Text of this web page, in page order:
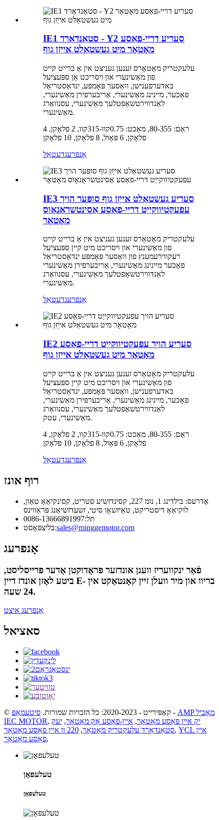
IE1 סטאַנדאַרד - Y2 סעריע דריי-פאַסע
מאָטאָר מיט געשטאַלט אייַזן גוף
עלעקטריק מאָטאָרס זענען געניצט אין אַ ברייט קייט
פון מאַשינערי און ויסריכט אָן ספּעציעל
באדערפענישן, וואַסער פּאָמפּע, ינדאַסטריאַל
פאָכער, מיינינג מאַשינערי, אַריבערפירן מאַשינערי,
לאַנדווירטשאַפטלעך מאַשינערי, עסנוואַרג
מאַשינערי.
ראַם: 80-355, מאַכט: 0.75קוו-315קוו, 2 פלאָקן, 4
פלאָקן, 6 פּאָול, 8 פלאָקן, 10 פלאָקן
אָנפרעגדעטאַל
IE3 סעריע געשטאַלט אייַזן גוף סופּער הויך
עפעקטיווקייַט דריי-פאַסע אַסינטשראָנאָוס
מאָטאָר
עלעקטריק מאָטאָרס זענען געניצט אין אַ ברייט קייט
פון מאַשינערי און ויסריכט מיט קיין ספּעציעל
רעקווירעמענץ פון וואַסער פּאָמפּע ינדאַסטריאַל
פאָכער מיינינג מאַשינערי, אַריבערפירן מאַשינערי
לאַנדווירטשאַפטלעך מאַשינערי, עסנוואַרג
מאַשינערי.
אָנפרעגדעטאַל
IE2 סעריע הויך עפעקטיווקייַט דריי-פאַסע
מאָטאָר מיט געשטאַלט אייַזן גוף
עלעקטריק מאָטאָרס זענען געניצט אין אַ ברייט קייט
פון מאַשינערי און ויסריכט מיט קיין ספּעציעל
באדערפענישן, וואַסער פּאָמפּע, ינדאַסטריאַל
פאָכער, מיינינג מאַשינערי, אַריבערפירן מאַשינערי,
לאַנדווירטשאַפטלעך מאַשינערי, עסנוואַרג
מאַשינערי, עטק.
ראַם: 80-355, מאַכט: 0.75קוו-315קוו, 2 פלאָקן, 4
פלאָקן, 6 פּאָול, 8 פלאָקן, 10 פלאָקן
אָנפרעגדעטאַל
רוף אונז
אַדרעס: בילדינג 1, נומ 227, קסינדזשיע סטריט, קסינקיאַאָ טאַון,
לוקיאַאָ דיסטריקט, טאַיזשאָו סיטי, זשעדזשיאַנג פּראַווינס
תּל:0086-13666891997
בליצפּאָסט:sales@minggemotor.com
אָנפרעג
פֿאַר ינקוועריז וועגן אונדזער פּראָדוקטן אָדער פּרייסליסט,
ביטע לאָזן אונדז דיין E- בריוו און מיר וועלן זיין קאָנטאַקט אין
24 שעה.
אָנפרעג איצט
סאציאל
© קאַפּירייט - 2020-2023: כל הזכויות שמורות. סיטעמאַפּ -
AMP מאָביל
IEC MOTOR, יק איין פאַסע מאָטאָר, איין-פאַסע אַק מאָטאָר, יעק
סטאַנדאַרד עלעקטריק מאָטאָר, 220 וו איין פאַסע מאָטאָר , YCL איין
פאַסע מאָטאָר,
טעלעפאָן
טעלעפאָן